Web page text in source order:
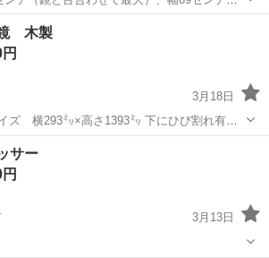
し傷や汚れはありますが、割としっかりした
ミングが合えば、恵那市DCM恵那店の駐車場
す。
駅 ドレッサー
木製
3月18日
な感じなので使用上問題ないかと思います。
お願い致します。 値引き交渉御遠慮願います
サー
3月13日